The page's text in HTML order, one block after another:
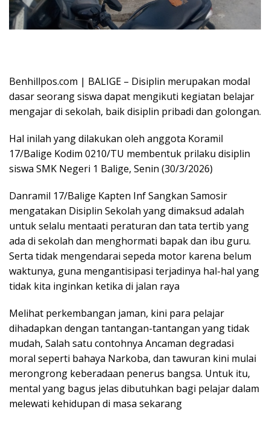
Benhillpos.com | BALIGE – Disiplin merupakan modal
dasar seorang siswa dapat mengikuti kegiatan belajar
mengajar di sekolah, baik disiplin pribadi dan golongan.
Hal inilah yang dilakukan oleh anggota Koramil
17/Balige Kodim 0210/TU membentuk prilaku disiplin
siswa SMK Negeri 1 Balige, Senin (30/3/2026)
Danramil 17/Balige Kapten Inf Sangkan Samosir
mengatakan Disiplin Sekolah yang dimaksud adalah
untuk selalu mentaati peraturan dan tata tertib yang
ada di sekolah dan menghormati bapak dan ibu guru.
Serta tidak mengendarai sepeda motor karena belum
waktunya, guna mengantisipasi terjadinya hal-hal yang
tidak kita inginkan ketika di jalan raya
Melihat perkembangan jaman, kini para pelajar
dihadapkan dengan tantangan-tantangan yang tidak
mudah, Salah satu contohnya Ancaman degradasi
moral seperti bahaya Narkoba, dan tawuran kini mulai
merongrong keberadaan penerus bangsa. Untuk itu,
mental yang bagus jelas dibutuhkan bagi pelajar dalam
melewati kehidupan di masa sekarang